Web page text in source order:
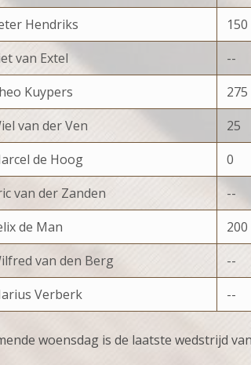
Hendriks
150
van Extel
--
Kuypers
275
van der Ven
25
de Hoog
0
van der Zanden
--
de Man
200
van den Berg
--
Verberk
--
woensdag is de laatste wedstrijd